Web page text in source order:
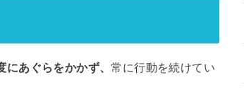
にあぐらをかかず、常に行動を続けてい